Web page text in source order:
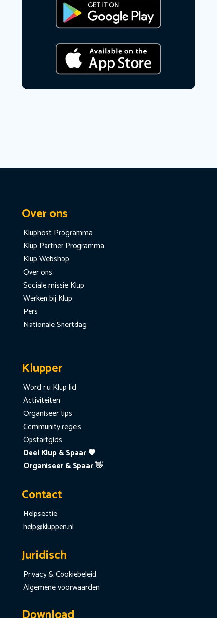
Over ons
Kluphost Programma
Klup Partner Programma
Klup Webshop
Over ons
Sociale missie Klup
Werken bij Klup
Pers
Nationale Snertdag
Klupper
Word nu Klup lid
Activiteiten
Organiseer tips
Community regels
Opstartgids
Deel Klup & Spaar 💙
Organiseer & Spaar 👋
Contact
Helpsectie
help@kluppen.nl
Juridisch
Privacy & Cookiebeleid
Algemene voorwaarden